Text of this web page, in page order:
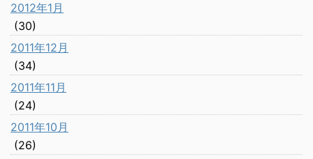
2012年1月
(30)
2011年12月
(34)
2011年11月
(24)
2011年10月
(26)